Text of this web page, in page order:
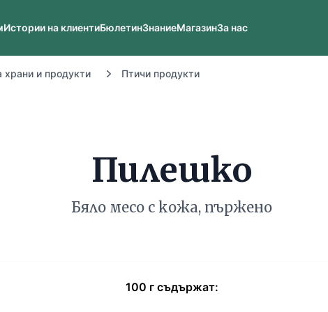
Истории на клиентиБюлетинЗнаниеМагазинЗа нас
храни и продукти Птичи продукти
Пилешко
Бяло месо с кожа, пържено
100 г съдържат: